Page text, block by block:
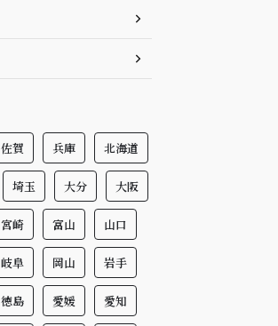
佐賀 兵庫 北海道
埼玉 大分 大阪
宮崎 富山 山口
岐阜 岡山 岩手
徳島 愛媛 愛知